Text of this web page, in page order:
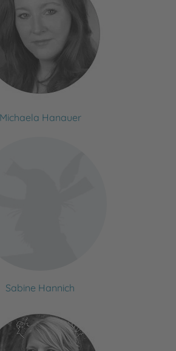
Michaela Hanauer
Sabine Hannich